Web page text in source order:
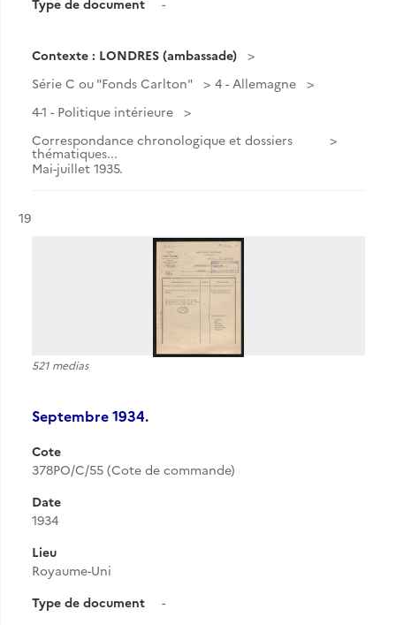
Type de document
-
Contexte : LONDRES (ambassade)
Série C ou "Fonds Carlton"
4 - Allemagne
4-1 - Politique intérieure
Correspondance chronologique et dossiers
thématiques...
Mai-juillet 1935.
Résultat n°
19
521 medias
Septembre 1934.
Cote
378PO/C/55 (Cote de commande)
Date
1934
Lieu
Royaume-Uni
Type de document
-